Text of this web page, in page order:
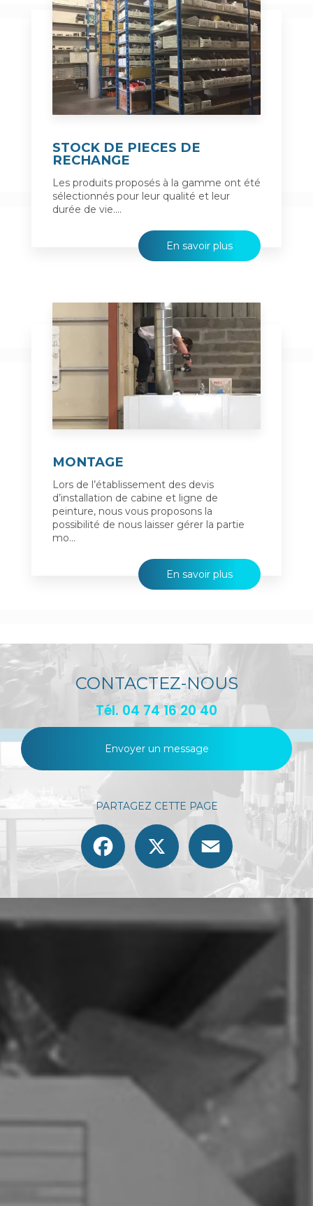
STOCK DE PIECES DE
RECHANGE
Les produits proposés à la gamme ont été
sélectionnés pour leur qualité et leur
durée de vie....
En savoir plus
MONTAGE
Lors de l’établissement des devis
d’installation de cabine et ligne de
peinture, nous vous proposons la
possibilité de nous laisser gérer la partie
mo...
En savoir plus
CONTACTEZ-NOUS
Tél. 04 74 16 20 40
Envoyer un message
PARTAGEZ CETTE PAGE
Facebook